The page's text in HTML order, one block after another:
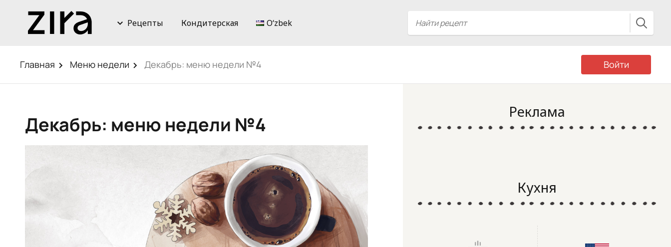
Рецепты Кондитерская Oʻzbek
Главная Меню недели Декабрь: меню недели №4 Войти
Декабрь: меню недели №4
Реклама
Кухня